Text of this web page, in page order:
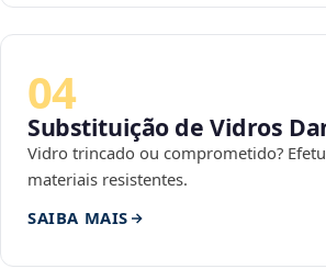
04
Substituição de Vidros
Vidro trincado ou comprometido?
materiais resistentes.
SAIBA MAIS